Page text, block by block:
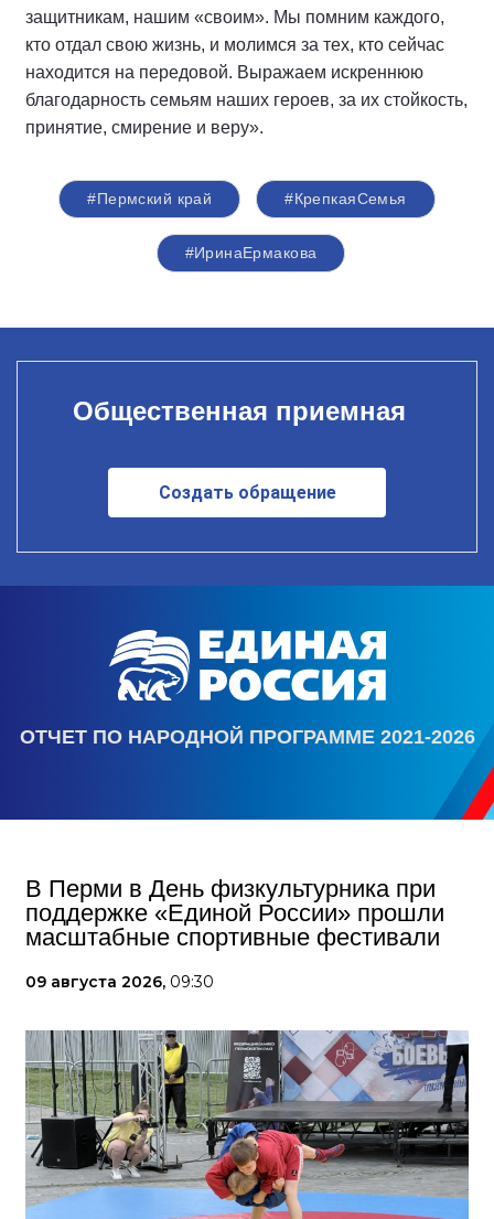
защитникам, нашим «своим». Мы помним каждого,
кто отдал свою жизнь, и молимся за тех, кто сейчас
находится на передовой. Выражаем искреннюю
благодарность семьям наших героев, за их стойкость,
принятие, смирение и веру».
#Пермский край #КрепкаяСемья
#ИринаЕрмакова
Общественная приемная
Создать обращение
ОТЧЕТ ПО НАРОДНОЙ ПРОГРАММЕ 2021-2026
В Перми в День физкультурника при
поддержке «Единой России» прошли
масштабные спортивные фестивали
09 августа 2026, 09:30